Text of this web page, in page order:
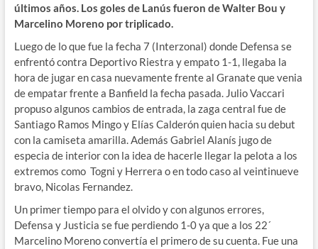
últimos años. Los goles de Lanús fueron de Walter Bou y
Marcelino Moreno por triplicado.
Luego de lo que fue la fecha 7 (Interzonal) donde Defensa se
enfrentó contra Deportivo Riestra y empato 1-1, llegaba la
hora de jugar en casa nuevamente frente al Granate que venia
de empatar frente a Banfield la fecha pasada. Julio Vaccari
propuso algunos cambios de entrada, la zaga central fue de
Santiago Ramos Mingo y Elías Calderón quien hacia su debut
con la camiseta amarilla. Además Gabriel Alanís jugo de
especia de interior con la idea de hacerle llegar la pelota a los
extremos como Togni y Herrera o en todo caso al veintinueve
bravo, Nicolas Fernandez.
Un primer tiempo para el olvido y con algunos errores,
Defensa y Justicia se fue perdiendo 1-0 ya que a los 22´
Marcelino Moreno convertía el primero de su cuenta. Fue una